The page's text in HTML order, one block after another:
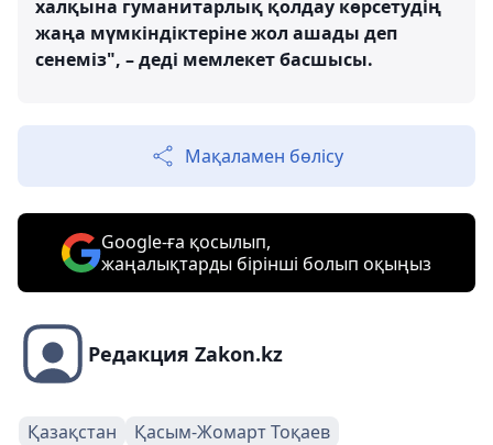
халқына гуманитарлық қолдау көрсетудің
жаңа мүмкіндіктеріне жол ашады деп
сенеміз", – деді мемлекет басшысы.
Мақаламен бөлісу
Google-ға қосылып,
жаңалықтарды бірінші болып оқыңыз
Редакция Zakon.kz
Қазақстан Қасым-Жомарт Тоқаев